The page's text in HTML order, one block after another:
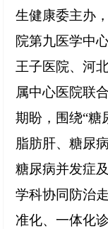
生健康委主办
院第九医学中
王子医院、河
属中心医院联
期盼，围绕“糖
脂肪肝、糖尿
糖尿病并发症
学科协同防治
准化、一体化